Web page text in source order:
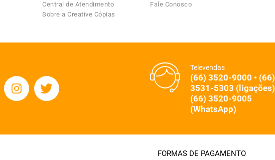
Central de Atendimento
Sobre a Creative Cópias
Fale Conosco
Televendas
(66) 3520-9000 • (66)
3531-5303 (ligações)
(66) 3520-9005
(WhatsApp)
FORMAS DE PAGAMENTO